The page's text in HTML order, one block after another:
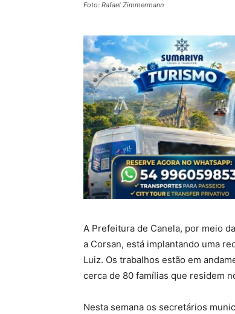
Foto: Rafael Zimmermann
A Prefeitura de Canela, por meio
a Corsan, está implantando uma
Luiz. Os trabalhos estão em
cerca de 80 famílias que residem
Nesta semana os secretários